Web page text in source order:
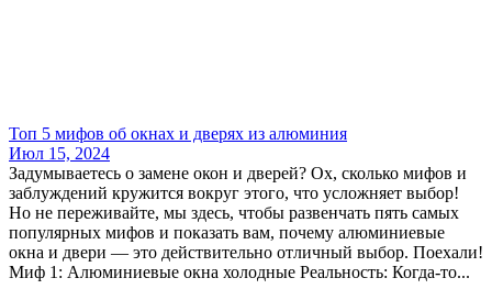
Топ 5 мифов об окнах и дверях из алюминия
Июл 15, 2024
Задумываетесь о замене окон и дверей? Ох, сколько мифов и
заблуждений кружится вокруг этого, что усложняет выбор!
Но не переживайте, мы здесь, чтобы развенчать пять самых
популярных мифов и показать вам, почему алюминиевые
окна и двери — это действительно отличный выбор. Поехали!
Миф 1: Алюминиевые окна холодные Реальность: Когда-то...